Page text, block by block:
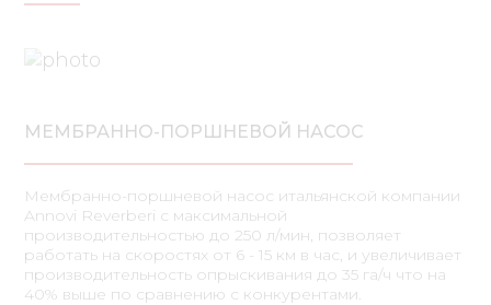
МЕМБРАННО-ПОРШНЕВОЙ НАСОС
Мембранно-поршневой насос итальянской компании
Annovi Reverberi с максимальной
производительностью до 250 л/мин, позволяет
работать на скоростях от 6 - 15 км в час, и увеличивает
производительность опрыскивания до 35 га/ч что на
40% выше по сравнению с конкурентами.